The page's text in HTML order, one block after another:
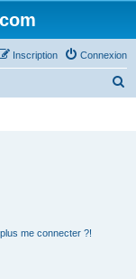
Connexion
Inscription
me connecter ?!